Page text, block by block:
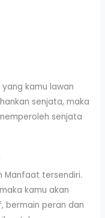
kamu lawan
senjata, maka
senjata
Manfaat tersendiri.
kamu akan
bermain peran dan